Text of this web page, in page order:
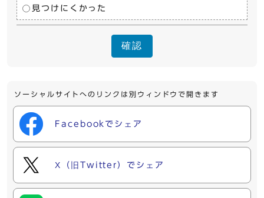
見つけにくかった
確認
ソーシャルサイトへのリンクは別ウィンドウで開きます
Facebookでシェア
X（旧Twitter）でシェア